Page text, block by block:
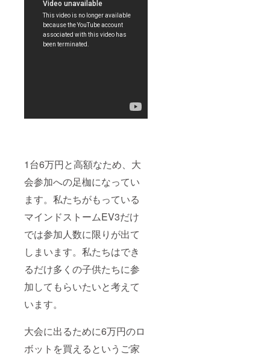
1台6万円と高額なため、大
会参加への足枷になってい
ます。私たちがもっている
マインドストームEV3だけ
では参加人数に限りが出て
しまいます。私たちはでき
るだけ多くの子供たちに参
加してもらいたいと考えて
います。
大会に出るために6万円のロ
ボットを買えるというご家